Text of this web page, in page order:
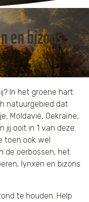
en bizons
In het groene hart
natuurgebied dat
Moldavië, Oekraïne,
jij ooit in 1 van deze
toen ook wel
de oerbossen, het
lynxen en bizons
te houden. Help